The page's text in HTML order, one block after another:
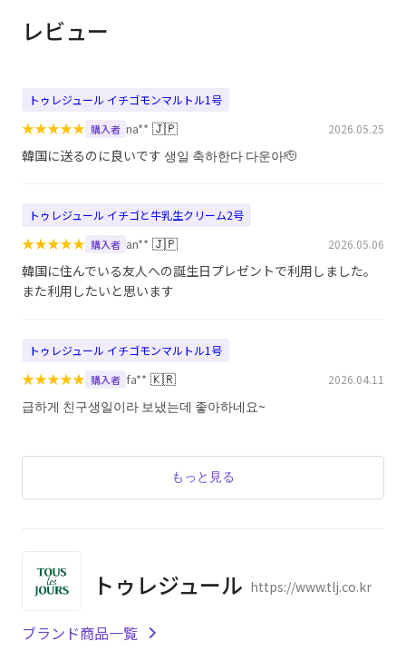
レビュー
トゥレジュール イチゴモンマルトル1号
★★★★★ 購入者 na** 🇯🇵 2026.05.25
韓国に送るのに良いです 생일 축하한다 다운아🫡
トゥレジュール イチゴと牛乳生クリーム2号
★★★★★ 購入者 an** 🇯🇵 2026.05.06
韓国に住んでいる友人への誕生日プレゼントで利用しました。
また利用したいと思います
トゥレジュール イチゴモンマルトル1号
★★★★★ 購入者 fa** 🇰🇷 2026.04.11
급하게 친구생일이라 보냈는데 좋아하네요~
もっと見る
トゥレジュール https://www.tlj.co.kr
ブランド商品一覧